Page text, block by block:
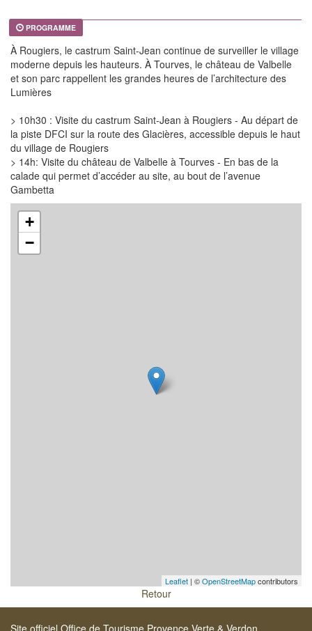
PROGRAMME
À Rougiers, le castrum Saint-Jean continue de surveiller le village
moderne depuis les hauteurs. À Tourves, le château de Valbelle
et son parc rappellent les grandes heures de l’architecture des
Lumières
> 10h30 : Visite du castrum Saint-Jean à Rougiers - Au départ de
la piste DFCI sur la route des Glacières, accessible depuis le haut
du village de Rougiers
> 14h: Visite du château de Valbelle à Tourves - En bas de la
calade qui permet d’accéder au site, au bout de l’avenue
Gambetta
+
−
Leaflet | ©OpenStreetMapcontributors
Retour
Site officiel Office de Tourisme Provence Verte & Verdon